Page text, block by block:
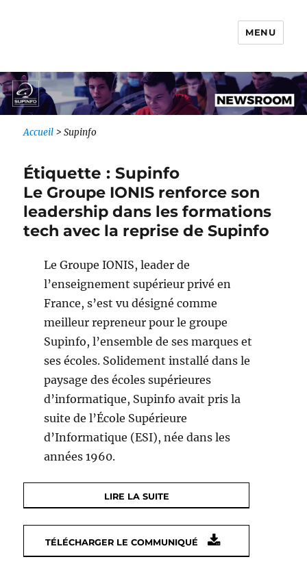
MENU
Accueil >Supinfo
Étiquette :Supinfo
Le Groupe IONIS renforce son
leadership dans les formations
tech avec la reprise de Supinfo
Le Groupe IONIS, leader de
l’enseignement supérieur privé en
France, s’est vu désigné comme
meilleur repreneur pour le groupe
Supinfo, l’ensemble de ses marques et
ses écoles. Solidement installé dans le
paysage des écoles supérieures
d’informatique, Supinfo avait pris la
suite de l’École Supérieure
d’Informatique (ESI), née dans les
années 1960.
LIRE LA SUITE
TÉLÉCHARGER LE COMMUNIQUÉ